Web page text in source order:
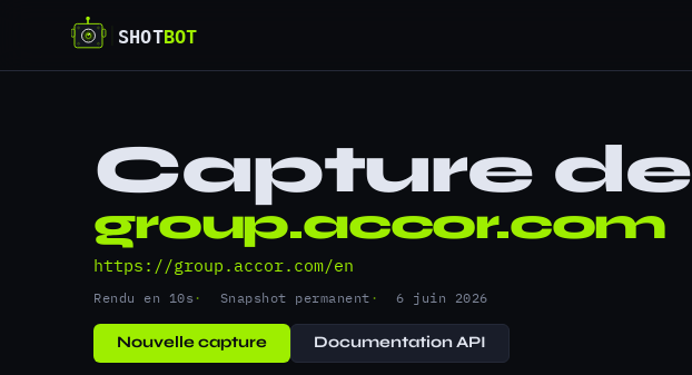
Capture de
group.accor.com
https://group.accor.com/en
Rendu en 10s Snapshot permanent 6 juin 2026
Nouvelle capture Documentation API